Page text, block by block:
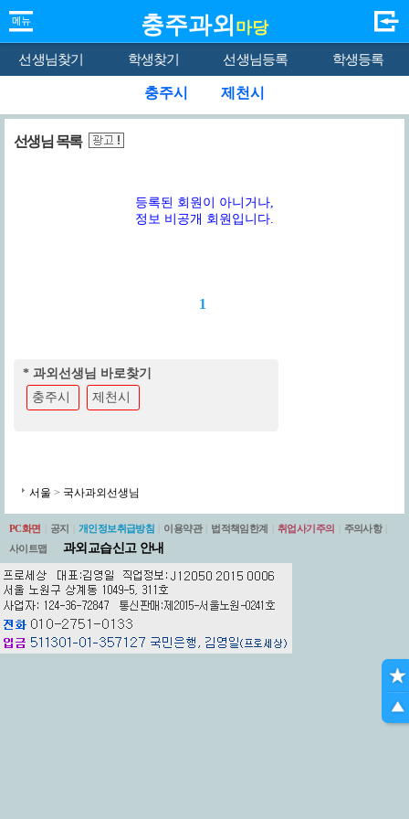
충주과외 마당
선생님찾기 학생찾기 선생님등록 학생등록
충주시 제천시
선생님 목록
등록된 회원이 아니거나,
정보 비공개 회원입니다.
1
* 과외선생님 바로찾기
충주시
제천시
서울 > 국사과외선생님
PC화면 공지 개인정보취급방침 이용약관 법적책임한계 취업사기주의 주의사항
사이트맵
과외교습신고 안내